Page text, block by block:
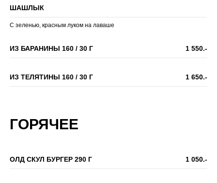
ШАШЛЫК
С зеленью, красным луком на лаваше
ИЗ БАРАНИНЫ 160 / 30 Г 1 550.-
ИЗ ТЕЛЯТИНЫ 160 / 30 Г 1 650.-
ГОРЯЧЕЕ
ОЛД СКУЛ БУРГЕР 290 Г 1 050.-